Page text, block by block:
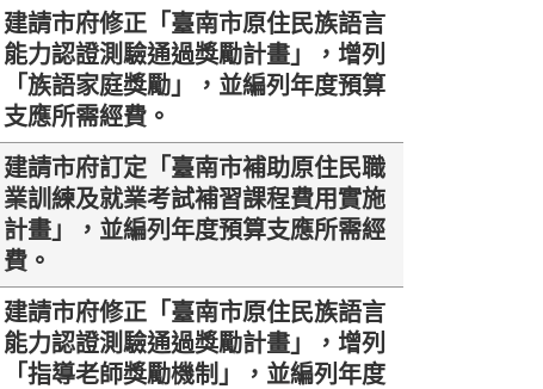
建請市府修正「臺南市原住民族語言
能力認證測驗通過獎勵計畫」，增列
「族語家庭獎勵」，並編列年度預算
支應所需經費。
建請市府訂定「臺南市補助原住民職
業訓練及就業考試補習課程費用實施
計畫」，並編列年度預算支應所需經
費。
建請市府修正「臺南市原住民族語言
能力認證測驗通過獎勵計畫」，增列
「指導老師獎勵機制」，並編列年度